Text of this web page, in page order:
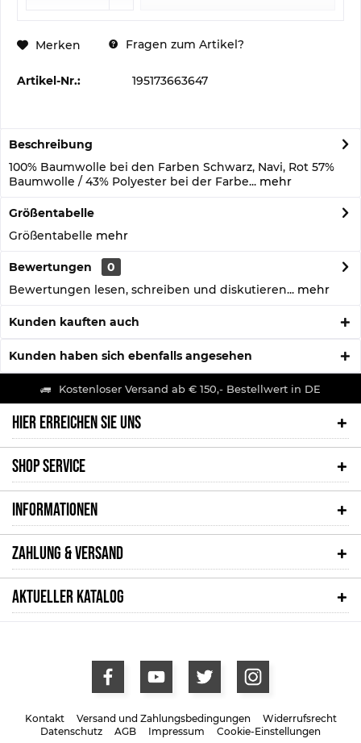
Merken Fragen zum Artikel?
Artikel-Nr.: 195173663647
Beschreibung
100% Baumwolle bei den Farben Schwarz, Navi, Rot 57%
Baumwolle / 43% Polyester bei der Farbe... mehr
Größentabelle
Größentabelle mehr
Bewertungen
0
Bewertungen lesen, schreiben und diskutieren... mehr
Kunden kauften auch
Kunden haben sich ebenfalls angesehen
Kostenloser Versand ab € 150,- Bestellwert in DE
HIER ERREICHEN SIE UNS
SHOP SERVICE
INFORMATIONEN
ZAHLUNG & VERSAND
AKTUELLER KATALOG
Kontakt Versand und Zahlungsbedingungen
Widerrufsrecht
Datenschutz
AGB Impressum Cookie-Einstellungen